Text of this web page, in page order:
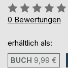
Bewertung::
0%
0 Bewertungen
erhältlich als:
BUCH 9,99 €